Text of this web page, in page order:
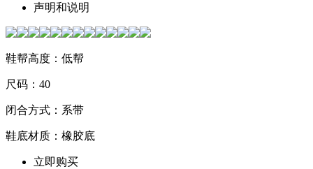
声明和说明
鞋帮高度：低帮
尺码：40
闭合方式：系带
鞋底材质：橡胶底
立即购买